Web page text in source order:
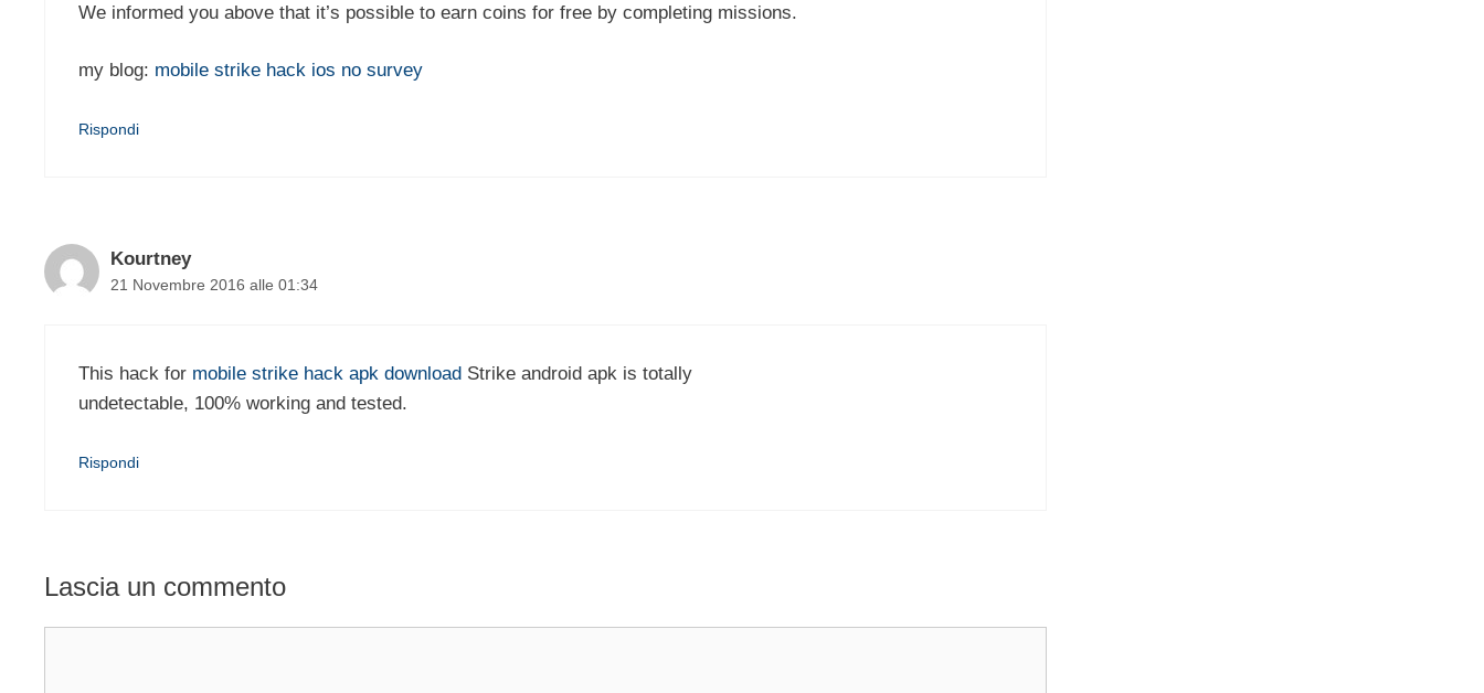
We informed you above that it’s possible to earn coins for free by completing missions.
my blog: mobile strike hack ios no survey
Rispondi
Kourtney
21 Novembre 2016 alle 01:34
This hack for mobile strike hack apk download Strike android apk is totally
undetectable, 100% working and tested.
Rispondi
Lascia un commento